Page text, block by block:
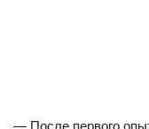
— После первого